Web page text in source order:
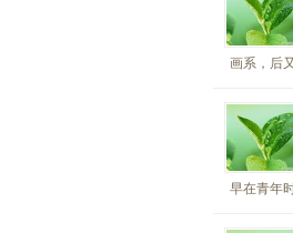
画系，后
早在青年